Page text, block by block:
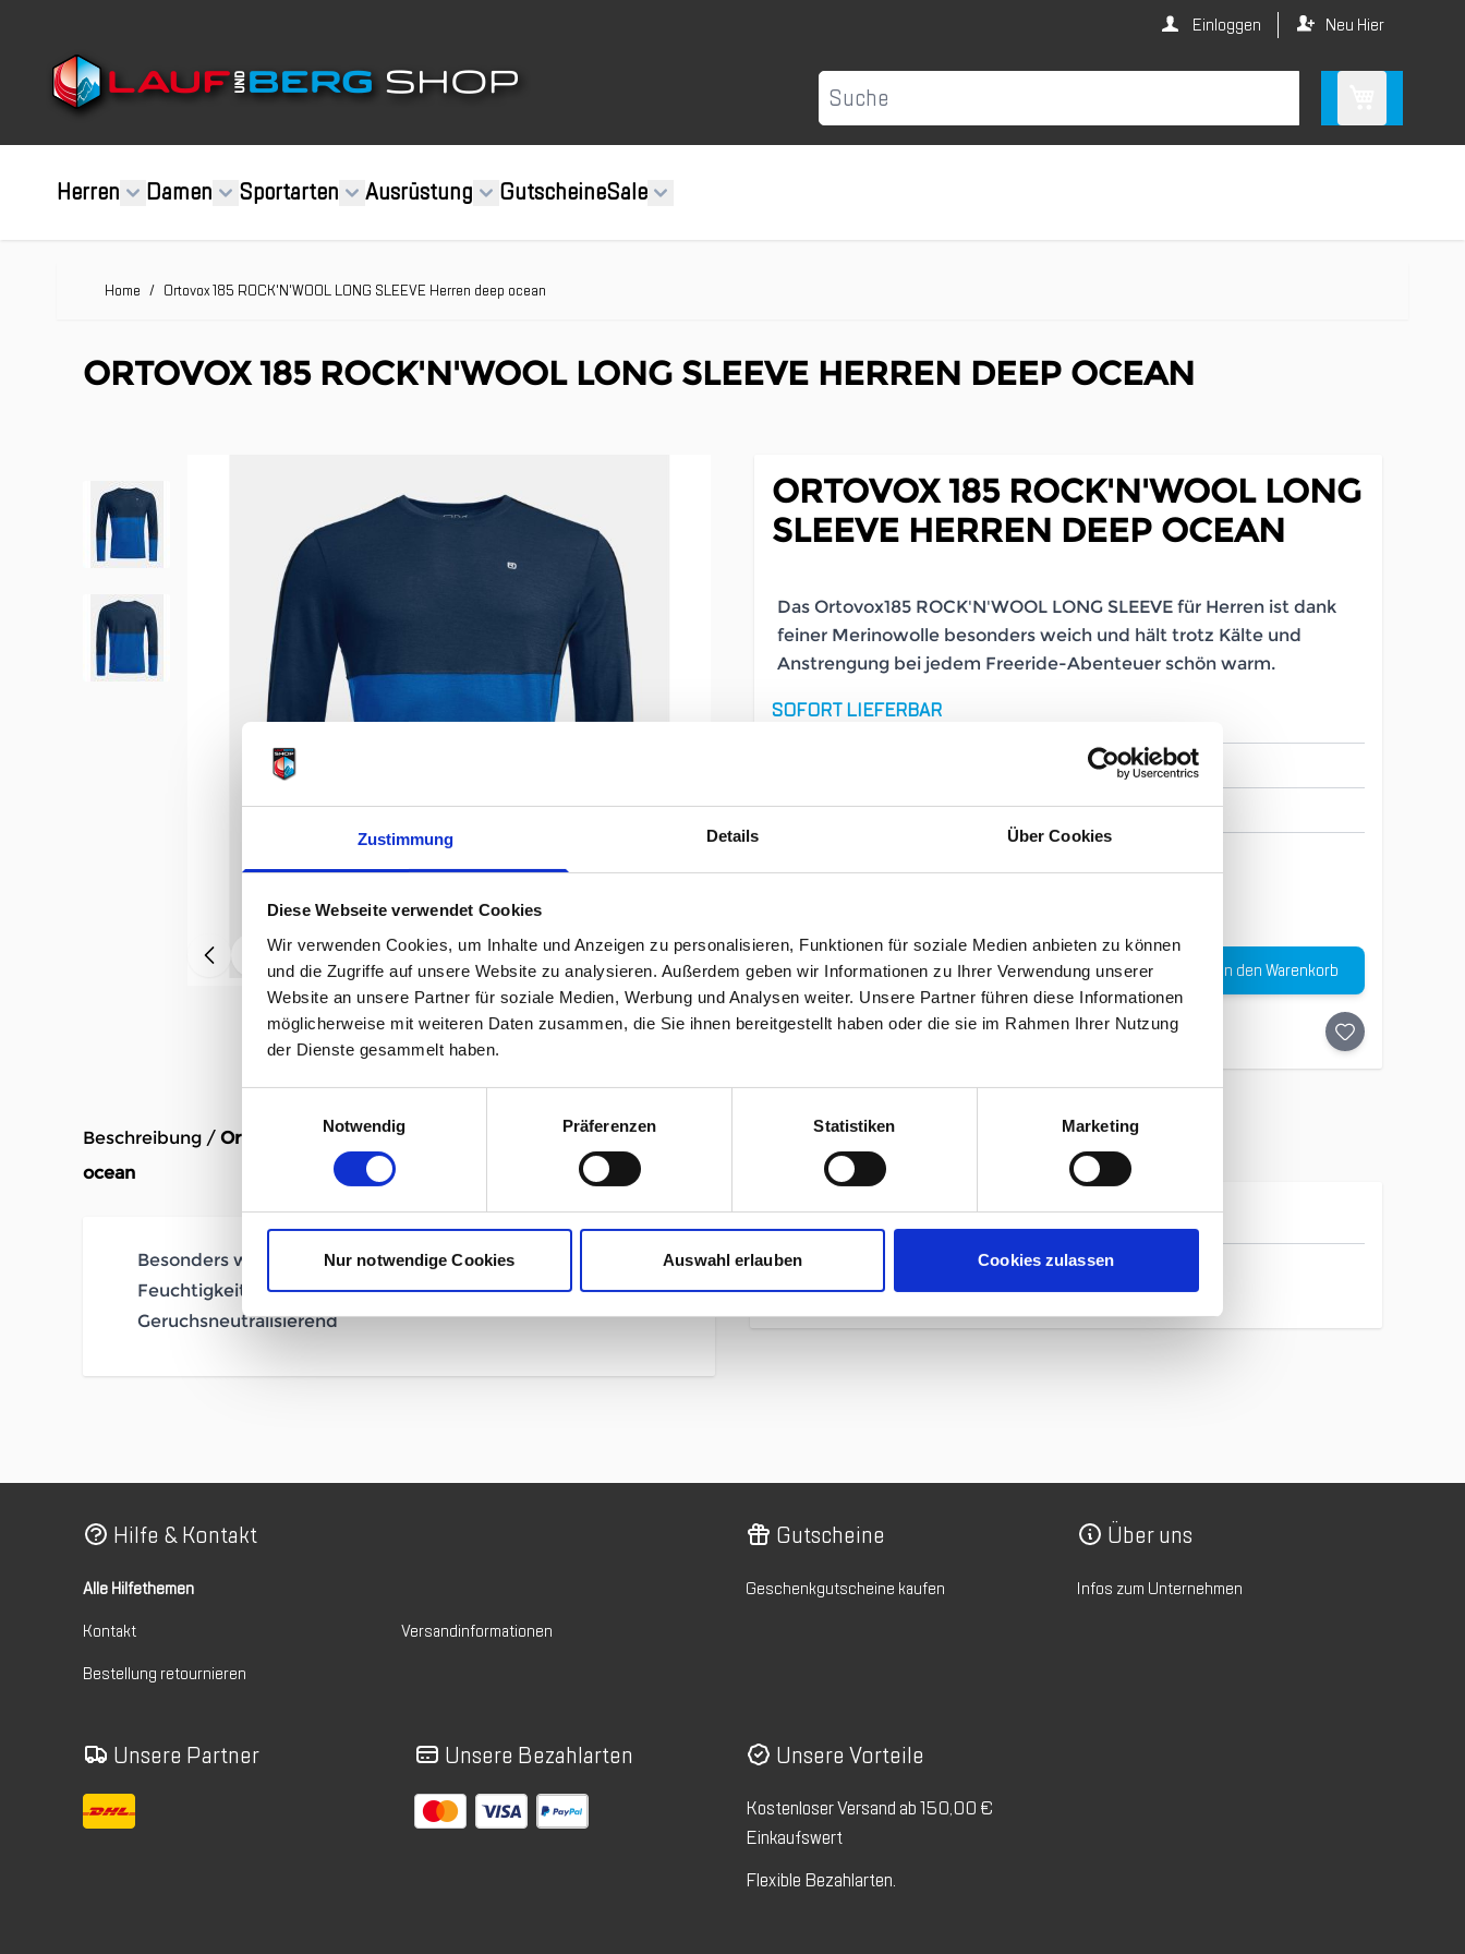
Zustimmung Details Über Cookies
Diese Webseite verwendet Cookies
Wir verwenden Cookies, um Inhalte und Anzeigen zu personalisieren, Funktionen für soziale Medien anbieten zu können
und die Zugriffe auf unsere Website zu analysieren. Außerdem geben wir Informationen zu Ihrer Verwendung unserer
Website an unsere Partner für soziale Medien, Werbung und Analysen weiter. Unsere Partner führen diese Informationen
möglicherweise mit weiteren Daten zusammen, die Sie ihnen bereitgestellt haben oder die sie im Rahmen Ihrer Nutzung
der Dienste gesammelt haben.
Notwendig
Präferenzen Statistiken Marketing
Nur notwendige Cookies Auswahl erlauben Cookies zulassen
Einloggen Neu Hier
Suche
Herren Damen Sportarten Ausrüstung GutscheineSale
Home / Ortovox 185 ROCK'N'WOOL LONG SLEEVE Herren deep ocean
ORTOVOX 185 ROCK'N'WOOL LONG SLEEVE HERREN DEEP OCEAN
ORTOVOX 185 ROCK'N'WOOL LONG
SLEEVE HERREN DEEP OCEAN
Das Ortovox185 ROCK'N'WOOL LONG SLEEVE für Herren ist dank
feiner Merinowolle besonders weich und hält trotz Kälte und
Anstrengung bei jedem Freeride-Abenteuer schön warm.
SOFORT LIEFERBAR
LB_2641270031
Geschlecht Herren
Größe
unser Preis ab:119,95 €
Menge In den Warenkorb
Beschreibung / Ortovox 185 ROCK'N'WOOL LONG SLEEVE Herren deep
ocean
Besonders weich durch 19 Mikron Wollfasern
Feuchtigkeits- und temperaturregulierend
Geruchsneutralisierend
Mehr Informationen
Herstellerdetails
Hilfe & Kontakt
Alle Hilfethemen
Kontakt
Versandinformationen
Bestellung retournieren
Gutscheine
Geschenkgutscheine kaufen
Über uns
Infos zum Unternehmen
Unsere Partner Unsere Bezahlarten Unsere Vorteile
Kostenloser Versand ab 150,00 €
Einkaufswert
Flexible Bezahlarten.